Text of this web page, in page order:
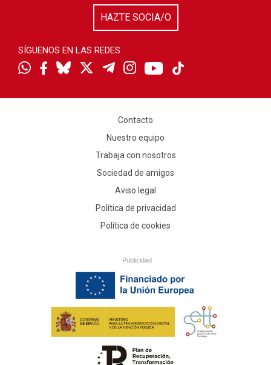
HAZTE SOCIA/O
SÍGUENOS EN LAS REDES
Contacto
Nuestro equipo
Trabaja con nosotros
Sociedad de amigos
Aviso legal
Política de privacidad
Política de cookies
Publicidad